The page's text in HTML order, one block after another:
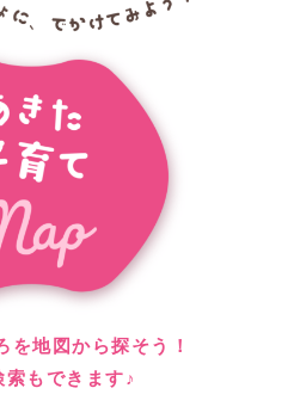
を地図から探そう！
索もできます♪